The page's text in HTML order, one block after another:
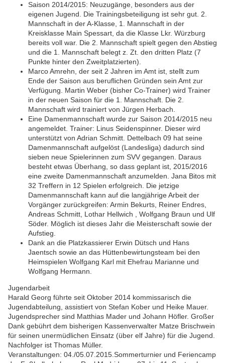
Saison 2014/2015: Neuzugänge, besonders aus der
eigenen Jugend. Die Trainingsbeteiligung ist sehr gut. 2.
Mannschaft in der A-Klasse, 1. Mannschaft in der
Kreisklasse Main Spessart, da die Klasse Lkr. Würzburg
bereits voll war. Die 2. Mannschaft spielt gegen den Abstieg
und die 1. Mannschaft belegt z. Zt. den dritten Platz (7
Punkte hinter den Zweitplatzierten).
Marco Amrehn, der seit 2 Jahren im Amt ist, stellt zum
Ende der Saison aus beruflichen Gründen sein Amt zur
Verfügung. Martin Weber (bisher Co-Trainer) wird Trainer
in der neuen Saison für die 1. Mannschaft. Die 2.
Mannschaft wird trainiert von Jürgen Herbach.
Eine Damenmannschaft wurde zur Saison 2014/2015 neu
angemeldet. Trainer: Linus Seidenspinner. Dieser wird
unterstützt von Adrian Schmitt. Dettelbach 09 hat seine
Damenmannschaft aufgelöst (Landesliga) dadurch sind
sieben neue Spielerinnen zum SVV gegangen. Daraus
besteht etwas Überhang, so dass geplant ist, 2015/2016
eine zweite Damenmannschaft anzumelden. Jana Bitos mit
32 Treffern in 12 Spielen erfolgreich. Die jetzige
Damenmannschaft kann auf die langjährige Arbeit der
Vorgänger zurückgreifen: Armin Bekurts, Reiner Endres,
Andreas Schmitt, Lothar Hellwich , Wolfgang Braun und Ulf
Söder. Möglich ist dieses Jahr die Meisterschaft sowie der
Aufstieg.
Dank an die Platzkassierer Erwin Dütsch und Hans
Jaentsch sowie an das Hüttenbewirtungsteam bei den
Heimspielen Wolfgang Karl mit Ehefrau Marianne und
Wolfgang Hermann.
Jugendarbeit
Harald Georg führte seit Oktober 2014 kommissarisch die
Jugendabteilung, assistiert von Stefan Kober und Heike Mauer.
Jugendsprecher sind Matthias Mader und Johann Höfler. Großer
Dank gebührt dem bisherigen Kassenverwalter Matze Brischwein
für seinen unermüdlichen Einsatz (über elf Jahre) für die Jugend.
Nachfolger ist Thomas Müller.
Veranstaltungen: 04./05.07.2015.Sommerturnier und Feriencamp